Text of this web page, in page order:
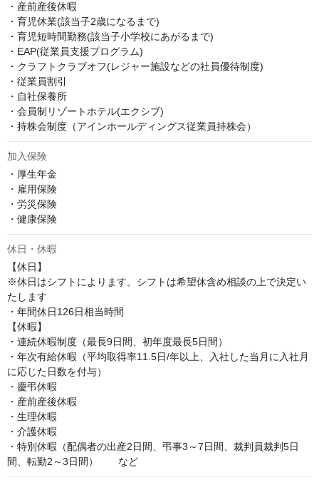
・産前産後休暇
・育児休業(該当子2歳になるまで)
・育児短時間勤務(該当子小学校にあがるまで)
・EAP(従業員支援プログラム)
・クラフトクラブオフ(レジャー施設などの社員優待制度)
・従業員割引
・自社保養所
・会員制リゾートホテル(エクシブ)
・持株会制度（アインホールディングス従業員持株会）
加入保険
・厚生年金
・雇用保険
・労災保険
・健康保険
休日・休暇
【休日】
※休日はシフトによります。シフトは希望休含め相談の上で決定い
たします
・年間休日126日相当時間
【休暇】
・連続休暇制度（最長9日間、初年度最長5日間）
・年次有給休暇（平均取得率11.5日/年以上、入社した当月に入社月
に応じた日数を付与）
・慶弔休暇
・産前産後休暇
・生理休暇
・介護休暇
・特別休暇（配偶者の出産2日間、弔事3～7日間、裁判員裁判5日
間、転勤2～3日間）　　など